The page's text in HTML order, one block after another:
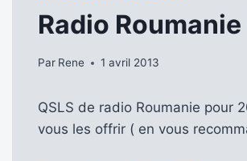
Radio
Par Rene 1 avril 2013
QSLS de radio Roumanie pour
vous les offrir ( en vous